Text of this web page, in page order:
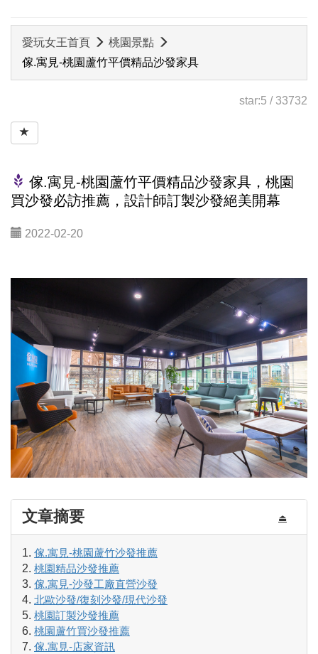
愛玩女王首頁
桃園景點
傢.寓見-桃園蘆竹平價精品沙發家具
star:5 /33732
傢.寓見-桃園蘆竹平價精品沙發家具，桃園
買沙發必訪推薦，設計師訂製沙發絕美開幕
2022-02-20
⏏
文章摘要
傢.寓見-桃園蘆竹沙發推薦
桃園精品沙發推薦
傢.寓見-沙發工廠直營沙發
北歐沙發/復刻沙發/現代沙發
桃園訂製沙發推薦
桃園蘆竹買沙發推薦
傢.寓見-店家​資訊